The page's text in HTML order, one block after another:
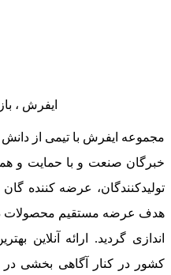
ایفرش ،
مجموعه ایفرش با تیمی از
خبرگان صنعت و با حمایت و
تولیدکنندگان، عرضه کننده
هدف عرضه مستقیم محصولات در
اندازی گردید. ارائه آنلاین
کشور در کنار آگاهی بخشی